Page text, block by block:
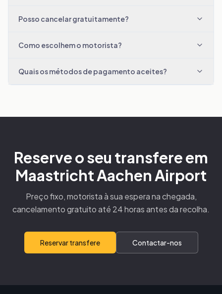
Posso cancelar gratuitamente?
Como escolhem o motorista?
Quais os métodos de pagamento aceites?
Reserve o seu transfere em
Maastricht Aachen Airport
Preço fixo, motorista à sua espera na chegada,
cancelamento gratuito até 24 horas antes da recolha.
Reservar transfere Contactar-nos